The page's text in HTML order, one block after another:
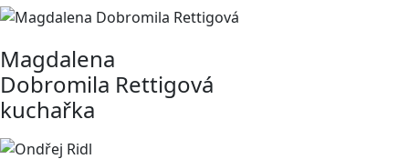
Magdalena
Dobromila Rettigová
kuchařka